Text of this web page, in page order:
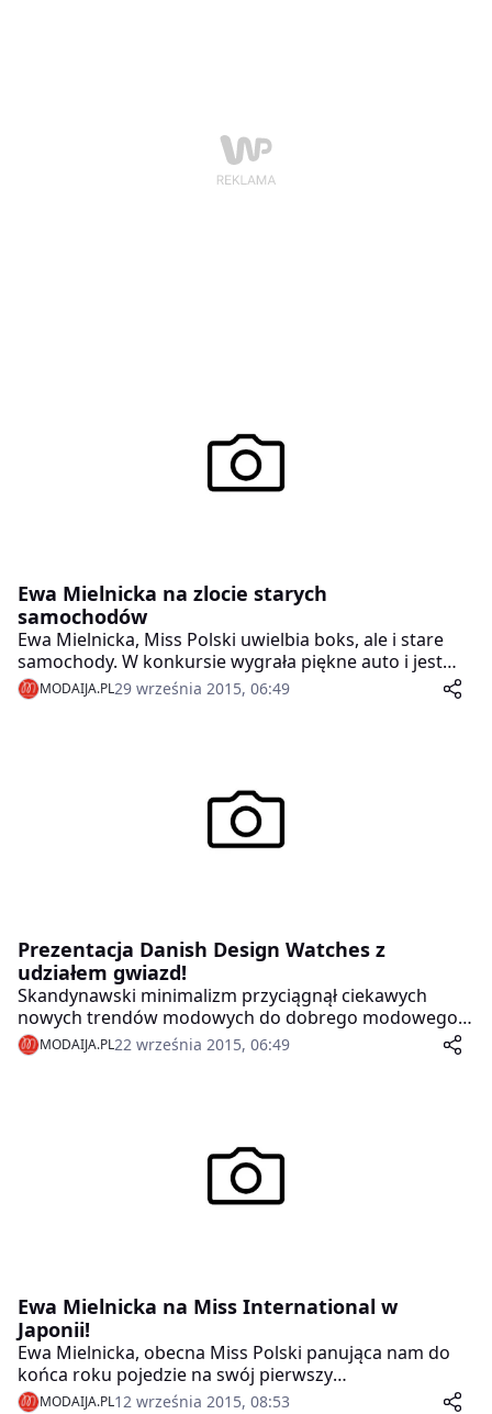
Ewa Mielnicka na zlocie starych
samochodów
Ewa Mielnicka, Miss Polski uwielbia boks, ale i stare
samochody. W konkursie wygrała piękne auto i jest
świetnym kierowcą. W związku z tym przyjęła
zaproszenie i pojawiła się na II Zlocie starych
MODAIJA.PL29 września 2015, 06:49
Prezentacja Danish Design Watches z
udziałem gwiazd!
Skandynawski minimalizm przyciągnął ciekawych
nowych trendów modowych do dobrego modowego
miejsca w Warszawie na prezentację najnowszych
zegarków marki Danish Design Watches z udziałem
MODAIJA.PL22 września 2015, 06:49
Ewa Mielnicka na Miss International w
Japonii!
Ewa Mielnicka, obecna Miss Polski panująca nam do
końca roku pojedzie na swój pierwszy
międzynarodowy konkurs piękności.
MODAIJA.PL12 września 2015, 08:53